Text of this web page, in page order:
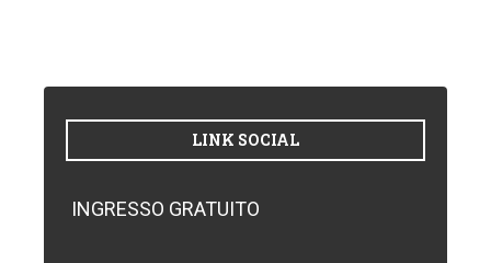
LINK SOCIAL
INGRESSO GRATUITO